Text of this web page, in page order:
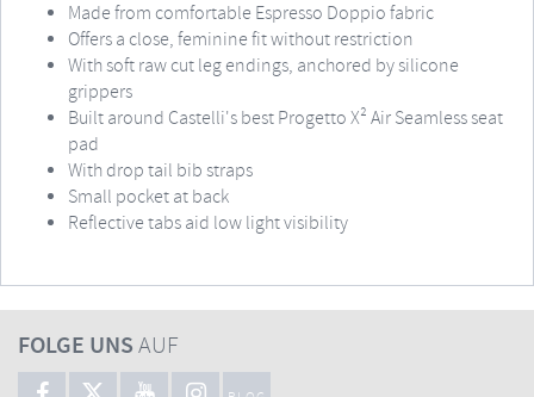
Made from comfortable Espresso Doppio fabric
Offers a close, feminine fit without restriction
With soft raw cut leg endings, anchored by silicone
grippers
Built around Castelli's best Progetto X² Air Seamless seat
pad
With drop tail bib straps
Small pocket at back
Reflective tabs aid low light visibility
FOLGE UNSAUF